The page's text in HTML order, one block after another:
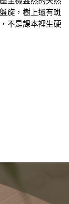
旋，樹上還有斑
不是課本裡生硬